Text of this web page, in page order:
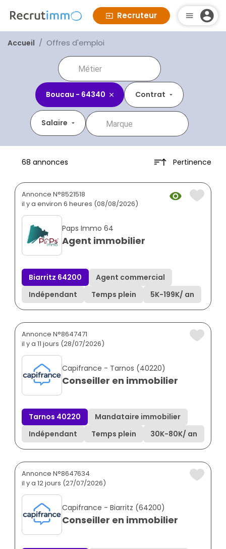
Recruteur
Accueil Offres d'emploi
Boucau - 64340 Contrat
Salaire
68 annonces Pertinence
Annonce N°8521518
il y a environ 6 heures (08/08/2026)
Paps Immo 64
Agent immobilier
Biarritz 64200
Agent commercial
Indépendant
Temps plein 5K-199K/ an
Annonce N°8647471
il y a 11 jours (28/07/2026)
Capifrance - Tarnos (40220)
Conseiller en immobilier
Tarnos 40220
Mandataire immobilier
Indépendant
Temps plein 30K-80K/ an
Annonce N°8647634
il y a 12 jours (27/07/2026)
Capifrance - Biarritz (64200)
Conseiller en immobilier